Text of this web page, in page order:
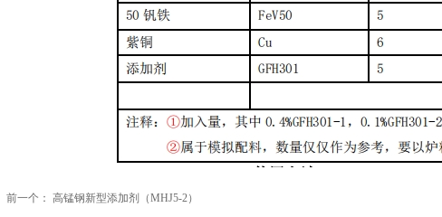
前一个： 高锰钢新型添加剂（MHJ5-2）